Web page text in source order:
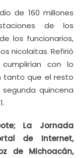
de 160 millones
de los
los funcionarios,
nicolaitas. Refirió
con lo
tanto que el resto
quincena
La Jornada
de Internet,
de Michoacán,